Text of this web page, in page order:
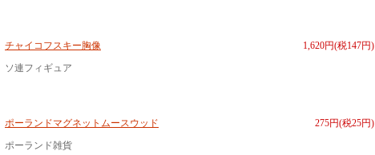
1,620円(税147円)
チャイコフスキー胸像
ソ連フィギュア
275円(税25円)
ポーランドマグネットムースウッド
ポーランド雑貨